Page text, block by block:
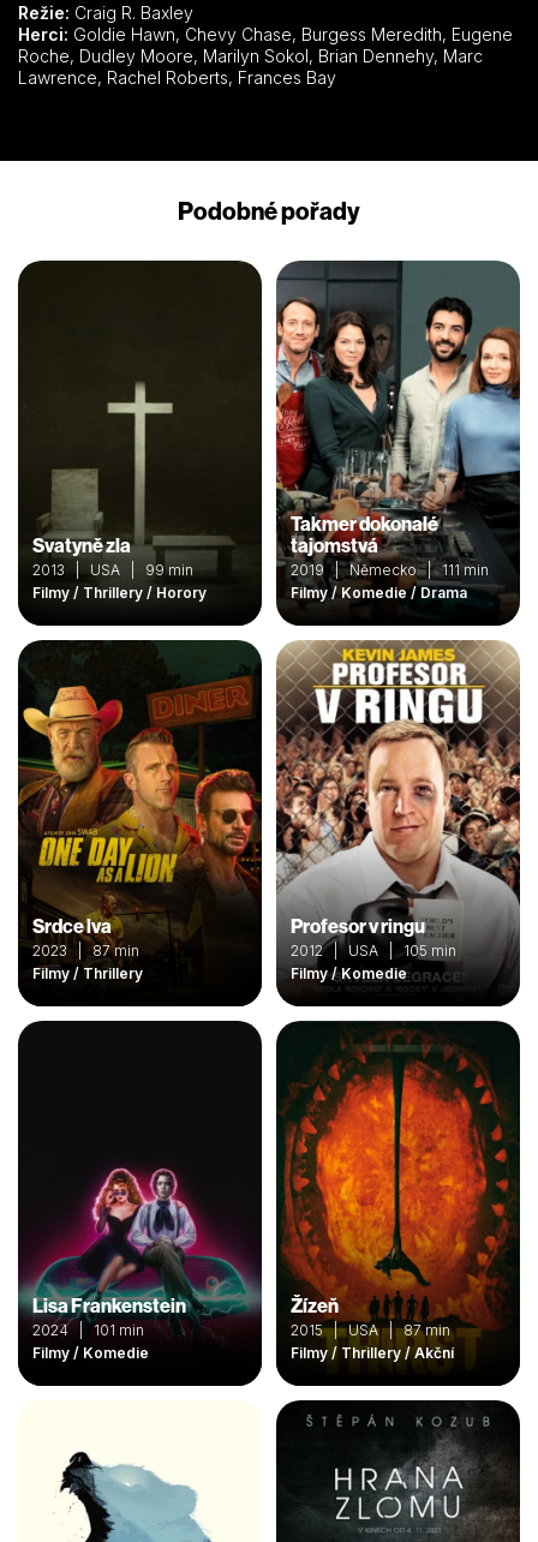
Režie: Craig R. Baxley
Herci:
Roche, Dudley Moore, Marilyn Sokol, Brian Dennehy, Marc
Lawrence, Rachel Roberts, Frances Bay
Podobné pořady
Svatyně zla
2013 | USA | 99 min
Filmy / Thrillery / Horory
Takmer dokonalé
tajomstvá
2019 | Německo | 111 min
Filmy / Komedie / Drama
Srdce lva
2023 | 87 min
Filmy / Thrillery
Profesor v ringu
2012 | USA | 105 min
Filmy / Komedie
Lisa Frankenstein
2024 | 101 min
Filmy / Komedie
Žízeň
2015 | USA | 87 min
Filmy / Thrillery / Akční